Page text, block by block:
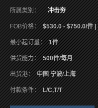
所属类别： 冲击夯
FOB价格： $530.0 - $750.0/件 |
最小起订量： 1件
供货能力： 500件/每月
出货港： 中国 宁波/上海
付款条件： L/C,T/T